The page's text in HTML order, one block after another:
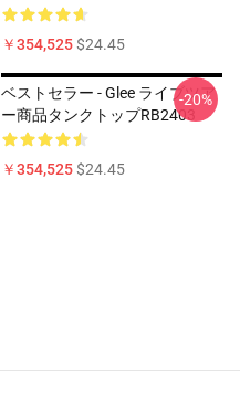
￥354,525$24.45
ベストセラー - Glee ライブツア
ー商品タンクトップRB2403
￥354,525$24.45
-20%